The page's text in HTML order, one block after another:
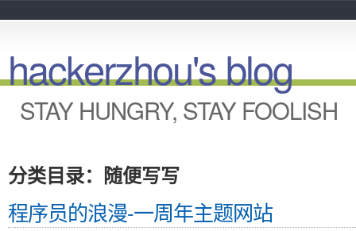
hackerzhou's blog
STAY HUNGRY, STAY FOOLISH
分类目录：随便写写
程序员的浪漫-一周年主题网站